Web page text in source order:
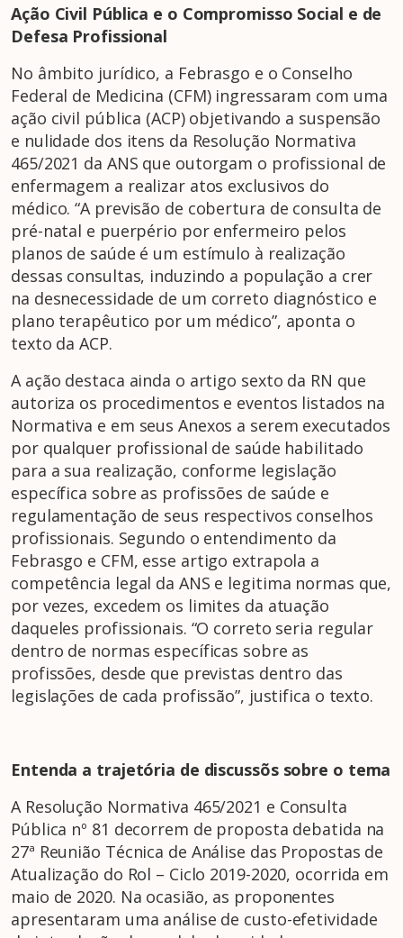
Ação Civil Pública e o Compromisso Social e de
Defesa Profissional
No âmbito jurídico, a Febrasgo e o Conselho
Federal de Medicina (CFM) ingressaram com uma
ação civil pública (ACP) objetivando a suspensão
e nulidade dos itens da Resolução Normativa
465/2021 da ANS que outorgam o profissional de
enfermagem a realizar atos exclusivos do
médico. “A previsão de cobertura de consulta de
pré-natal e puerpério por enfermeiro pelos
planos de saúde é um estímulo à realização
dessas consultas, induzindo a população a crer
na desnecessidade de um correto diagnóstico e
plano terapêutico por um médico”, aponta o
texto da ACP.
A ação destaca ainda o artigo sexto da RN que
autoriza os procedimentos e eventos listados na
Normativa e em seus Anexos a serem executados
por qualquer profissional de saúde habilitado
para a sua realização, conforme legislação
específica sobre as profissões de saúde e
regulamentação de seus respectivos conselhos
profissionais. Segundo o entendimento da
Febrasgo e CFM, esse artigo extrapola a
competência legal da ANS e legitima normas que,
por vezes, excedem os limites da atuação
daqueles profissionais. “O correto seria regular
dentro de normas específicas sobre as
profissões, desde que previstas dentro das
legislações de cada profissão”, justifica o texto.
Entenda a trajetória de discussõs sobre o tema
A Resolução Normativa 465/2021 e Consulta
Pública nº 81 decorrem de proposta debatida na
27ª Reunião Técnica de Análise das Propostas de
Atualização do Rol – Ciclo 2019-2020, ocorrida em
maio de 2020. Na ocasião, as proponentes
apresentaram uma análise de custo-efetividade